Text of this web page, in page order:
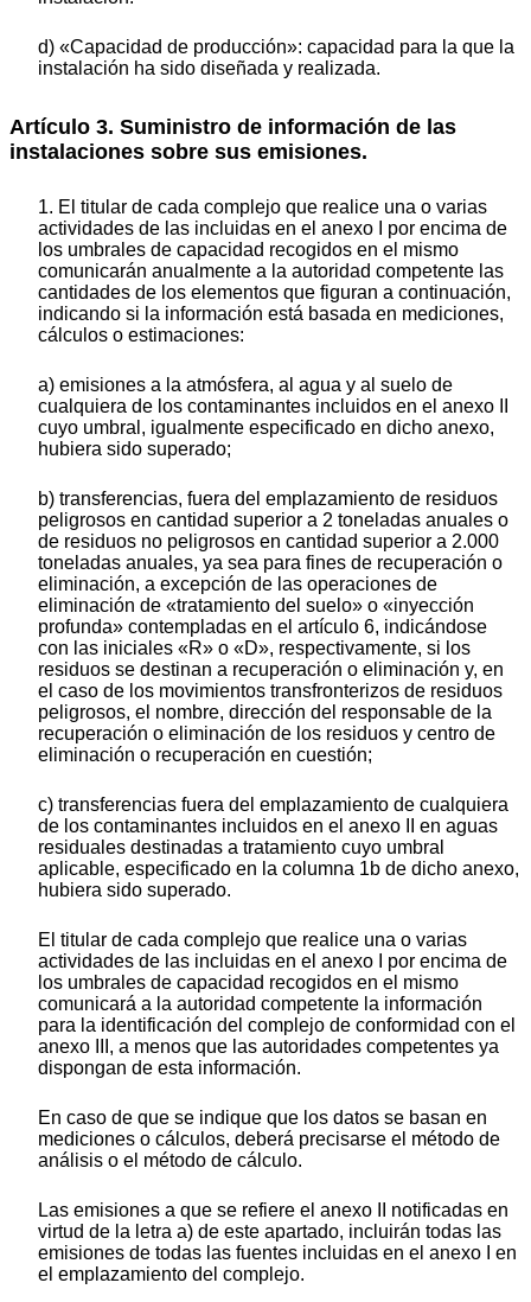
d) «Capacidad de producción»: capacidad para la que la
instalación ha sido diseñada y realizada.
Artículo 3. Suministro de información de las
instalaciones sobre sus emisiones.
1. El titular de cada complejo que realice una o varias
actividades de las incluidas en el anexo I por encima de
los umbrales de capacidad recogidos en el mismo
comunicarán anualmente a la autoridad competente las
cantidades de los elementos que figuran a continuación,
indicando si la información está basada en mediciones,
cálculos o estimaciones:
a) emisiones a la atmósfera, al agua y al suelo de
cualquiera de los contaminantes incluidos en el anexo II
cuyo umbral, igualmente especificado en dicho anexo,
hubiera sido superado;
b) transferencias, fuera del emplazamiento de residuos
peligrosos en cantidad superior a 2 toneladas anuales o
de residuos no peligrosos en cantidad superior a 2.000
toneladas anuales, ya sea para fines de recuperación o
eliminación, a excepción de las operaciones de
eliminación de «tratamiento del suelo» o «inyección
profunda» contempladas en el artículo 6, indicándose
con las iniciales «R» o «D», respectivamente, si los
residuos se destinan a recuperación o eliminación y, en
el caso de los movimientos transfronterizos de residuos
peligrosos, el nombre, dirección del responsable de la
recuperación o eliminación de los residuos y centro de
eliminación o recuperación en cuestión;
c) transferencias fuera del emplazamiento de cualquiera
de los contaminantes incluidos en el anexo II en aguas
residuales destinadas a tratamiento cuyo umbral
aplicable, especificado en la columna 1b de dicho anexo,
hubiera sido superado.
El titular de cada complejo que realice una o varias
actividades de las incluidas en el anexo I por encima de
los umbrales de capacidad recogidos en el mismo
comunicará a la autoridad competente la información
para la identificación del complejo de conformidad con el
anexo III, a menos que las autoridades competentes ya
dispongan de esta información.
En caso de que se indique que los datos se basan en
mediciones o cálculos, deberá precisarse el método de
análisis o el método de cálculo.
Las emisiones a que se refiere el anexo II notificadas en
virtud de la letra a) de este apartado, incluirán todas las
emisiones de todas las fuentes incluidas en el anexo I en
el emplazamiento del complejo.